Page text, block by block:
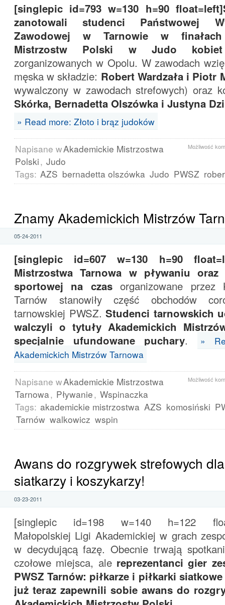
[singlepic id=793 w=130 h=90
zanotowali studenci Państwowej
Zawodowej w Tarnowie w finałach
Mistrzostw Polski w Judo
zorganizowanych w Opolu. W zawodach
męska w składzie: Robert Wardzała i Piotr
wywalczony w zawodach strefowych) oraz
Skórka, Bernadetta Olszówka i Justyna
» Read more: Złoto i brąz judoków
Możliwość
Napisane wAkademickie Mistrzostwa
Polski, Judo
Tags: AZS bernadetta olszówka Judo PWSZ
Znamy Akademickich Mistrzów
05-24-2011
[singlepic id=607 w=130 h=90
Mistrzostwa Tarnowa w pływaniu oraz
sportowej na czasorganizowane
Tarnów stanowiły część obchodów
tarnowskiej PWSZ.Studenci tarnowskich
walczyli o tytuły Akademickich
specjalnie ufundowane puchary.
»
Akademickich Mistrzów Tarnowa
Możliwość
Napisane wAkademickie Mistrzostwa
Tarnowa, Pływanie, Wspinaczka
Tags: akademickie mistrzostwa AZS komosiński
Tarnów walkowicz wspin
Awans do rozgrywek strefowych
siatkarzy i koszykarzy!
03-23-2011
[singlepic id=198 w=140 h=122
Małopolskiej Ligi Akademickiej w grach
w decydującą fazę. Obecnie trwają
czołowe miejsca, ale reprezentanci gier
PWSZ Tarnów: piłkarze i piłkarki
już teraz zapewnili sobie awans do